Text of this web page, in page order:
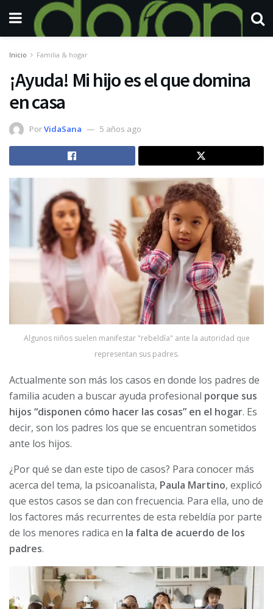
Inicio Familia & hogar
¡Ayuda! Mi hijo es el que domina
en casa
PorVidaSana 5 años ago
Algunos niños suelen manifestar "rebeldía" ante la autoridad que
representan sus padres.
Actualmente son más los casos en donde los padres de
familia acuden a buscar ayuda profesional porque sus
hijos “disponen cómo hacer las cosas” en el hogar. Es
decir, son los padres los que se encuentran sometidos
ante los hijos.
¿Por qué se dan este tipo de casos? Para conocer más
acerca del tema, la psicoanalista, Paula Martino, explicó
que estos casos se dan con frecuencia. Para ella, uno de
los factores más recurrentes de esta rebeldía por parte
de los menores radica en la falta de acuerdo de los
padres.